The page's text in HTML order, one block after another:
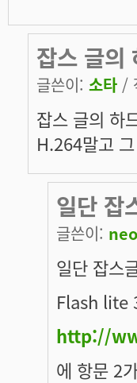
잡스 글의
글쓴이: 소타 /
잡스 글의 하
H.264말고
일단 잡
글쓴이:
일단 잡스
Flash lite
http://
에 항문 2